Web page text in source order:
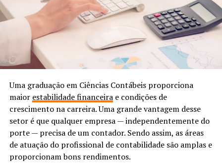
Uma graduação em Ciências Contábeis proporciona
maior estabilidade financeirae condições de
crescimento na carreira. Uma grande vantagem desse
setor é que qualquer empresa — independentemente do
porte — precisa de um contador. Sendo assim, as áreas
de atuação do profissional de contabilidade são amplas e
proporcionam bons rendimentos.